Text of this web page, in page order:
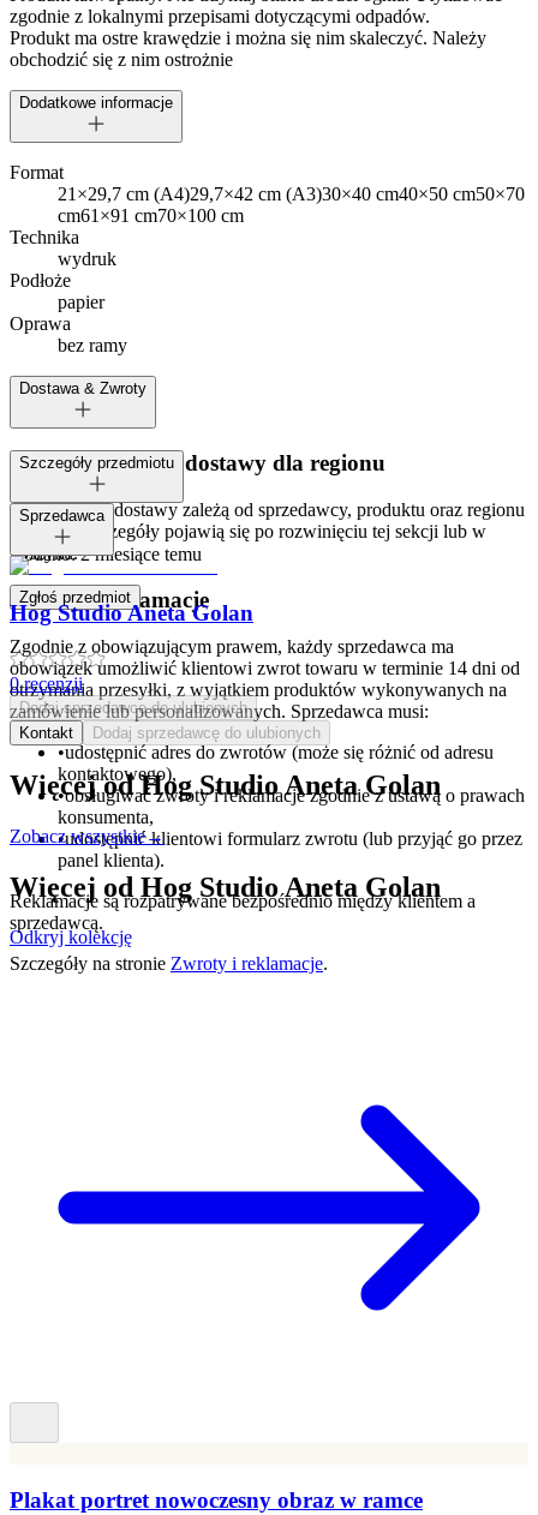
zgodnie z lokalnymi przepisami dotyczącymi odpadów.
Produkt ma ostre krawędzie i można się nim skaleczyć. Należy
obchodzić się z nim ostrożnie
Dodatkowe informacje
Format
21×29,7 cm (A4)29,7×42 cm (A3)30×40 cm40×50 cm50×70
cm61×91 cm70×100 cm
Technika
wydruk
Podłoże
papier
Oprawa
bez ramy
Dostawa & Zwroty
Dostępne metody dostawy dla regionu
Opcje i koszt dostawy zależą od sprzedawcy, produktu oraz regionu
dostawy. Szczegóły pojawią się po rozwinięciu tej sekcji lub w
koszyku.
Zwroty i reklamacje
Zgodnie z obowiązującym prawem, każdy sprzedawca ma
obowiązek umożliwić klientowi zwrot towaru w terminie 14 dni od
otrzymania przesyłki, z wyjątkiem produktów wykonywanych na
zamówienie lub personalizowanych. Sprzedawca musi:
•udostępnić adres do zwrotów (może się różnić od adresu
kontaktowego),
•obsługiwać zwroty i reklamacje zgodnie z ustawą o prawach
konsumenta,
•udostępnić klientowi formularz zwrotu (lub przyjąć go przez
panel klienta).
Reklamacje są rozpatrywane bezpośrednio między klientem a
sprzedawcą.
Szczegóły na stronie Zwroty i reklamacje.
Szczegóły przedmiotu
Tagi:
Dodano:2 miesiące temu
Zgłoś przedmiot
Sprzedawca
Hog Studio Aneta Golan
0recenzji
Dodaj sprzedawcę do ulubionych
Kontakt
Dodaj sprzedawcę do ulubionych
Więcej odHog Studio Aneta Golan
Zobacz wszystkie→
Więcej od Hog Studio Aneta Golan
Odkryj kolekcję
Plakat portret nowoczesny obraz w ramce